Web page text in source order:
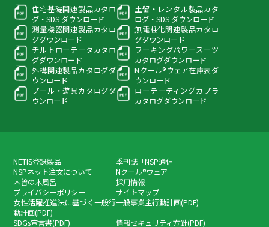
住宅基礎関連製品カタロ
グ・SDS ダウンロード
土留・レンタル製品カタ
ログ・ SDS ダウンロード
測量機器関連製品カタロ
グダウンロード
無電柱化関連製品カタロ
グダウンロード
チルトローテータカタロ
グダウンロード
ワーキングパワースーツ
カタログダウンロード
外構関連製品カタログダ
ウンロード
Nクール®ウェア在庫表ダ
ウンロード
プール・遊具カタログダ
ウンロード
ローテーティングカプラ
カタログダウンロード
NETIS登録製品
季刊誌「NSP通信」
NSPネット注文について
Nクール®ウェア
木曽の木風呂
採用情報
プライバシーポリシー
サイトマップ
女性活躍推進法に基づく一般行
動計画(PDF)
一般事業主行動計画(PDF)
SDGs宣言書(PDF)
情報セキュリティ方針(PDF)